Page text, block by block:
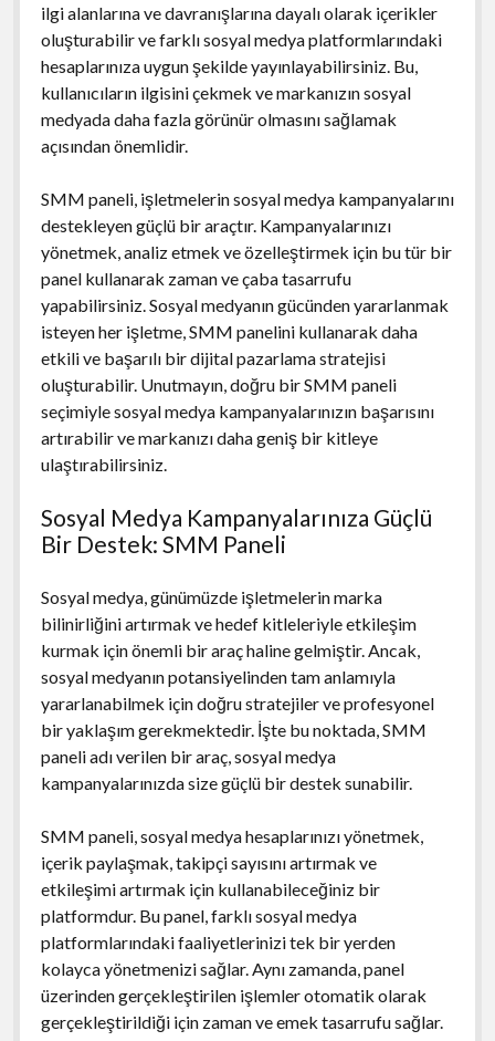
ilgi alanlarına ve davranışlarına dayalı olarak içerikler
oluşturabilir ve farklı sosyal medya platformlarındaki
hesaplarınıza uygun şekilde yayınlayabilirsiniz. Bu,
kullanıcıların ilgisini çekmek ve markanızın sosyal
medyada daha fazla görünür olmasını sağlamak
açısından önemlidir.
SMM paneli, işletmelerin sosyal medya kampanyalarını
destekleyen güçlü bir araçtır. Kampanyalarınızı
yönetmek, analiz etmek ve özelleştirmek için bu tür bir
panel kullanarak zaman ve çaba tasarrufu
yapabilirsiniz. Sosyal medyanın gücünden yararlanmak
isteyen her işletme, SMM panelini kullanarak daha
etkili ve başarılı bir dijital pazarlama stratejisi
oluşturabilir. Unutmayın, doğru bir SMM paneli
seçimiyle sosyal medya kampanyalarınızın başarısını
artırabilir ve markanızı daha geniş bir kitleye
ulaştırabilirsiniz.
Sosyal Medya Kampanyalarınıza Güçlü
Bir Destek: SMM Paneli
Sosyal medya, günümüzde işletmelerin marka
bilinirliğini artırmak ve hedef kitleleriyle etkileşim
kurmak için önemli bir araç haline gelmiştir. Ancak,
sosyal medyanın potansiyelinden tam anlamıyla
yararlanabilmek için doğru stratejiler ve profesyonel
bir yaklaşım gerekmektedir. İşte bu noktada, SMM
paneli adı verilen bir araç, sosyal medya
kampanyalarınızda size güçlü bir destek sunabilir.
SMM paneli, sosyal medya hesaplarınızı yönetmek,
içerik paylaşmak, takipçi sayısını artırmak ve
etkileşimi artırmak için kullanabileceğiniz bir
platformdur. Bu panel, farklı sosyal medya
platformlarındaki faaliyetlerinizi tek bir yerden
kolayca yönetmenizi sağlar. Aynı zamanda, panel
üzerinden gerçekleştirilen işlemler otomatik olarak
gerçekleştirildiği için zaman ve emek tasarrufu sağlar.